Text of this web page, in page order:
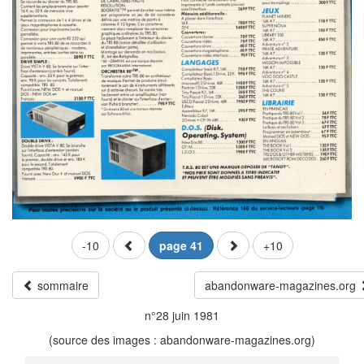
-10 page 41 +10
sommaire
abandonware-magazines.org
n°28 juin 1981
(source des images : abandonware-magazines.org)